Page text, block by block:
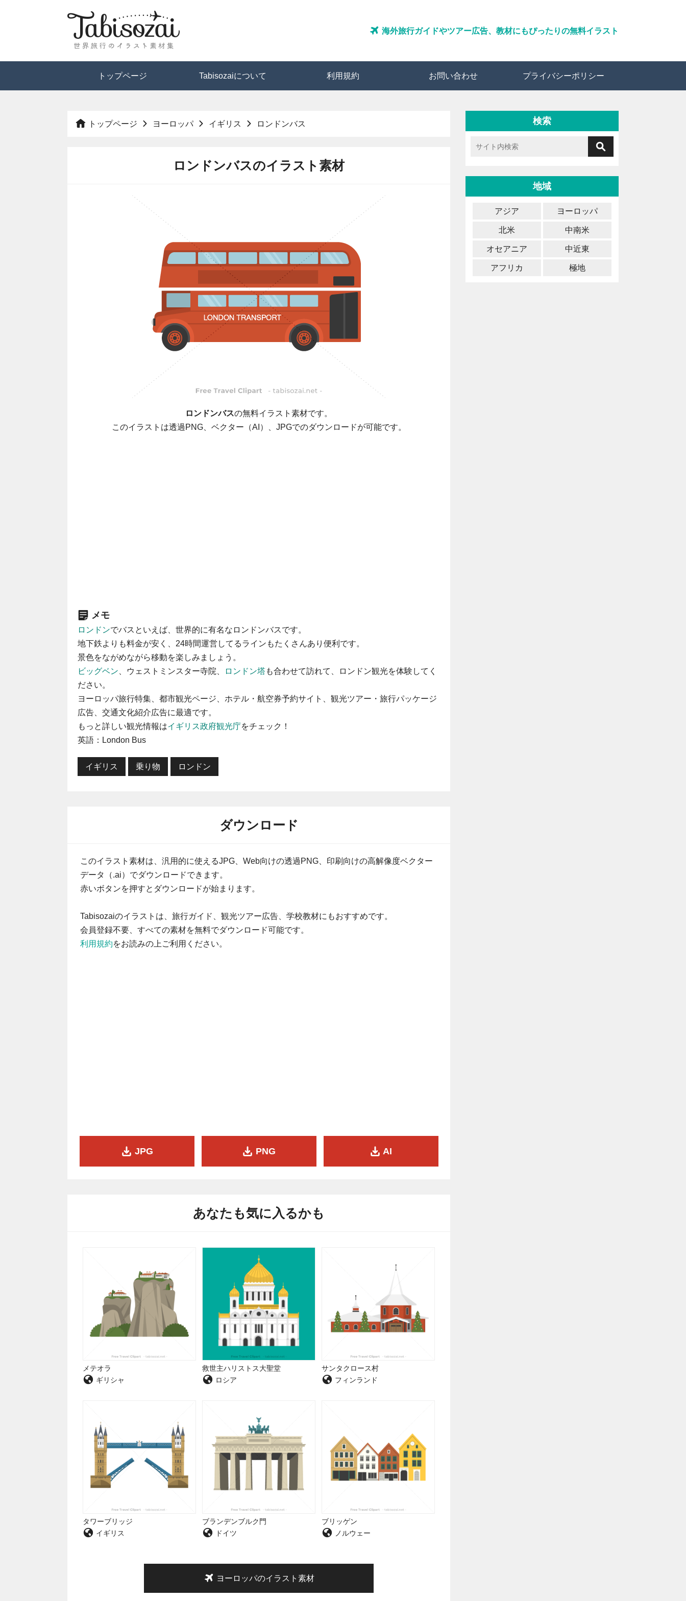
海外旅行ガイドやツアー広告、教材にもぴったりの無料イラスト
トップページ Tabisozaiについて 利用規約 お問い合わせ プライバシーポリシー
トップページ ヨーロッパ イギリス ロンドンバス
ロンドンバスのイラスト素材
ロンドンバスの無料イラスト素材です。
このイラストは透過PNG、ベクター（AI）、JPGでのダウンロードが可能です。
メモ
ロンドンでバスといえば、世界的に有名なロンドンバスです。
地下鉄よりも料金が安く、24時間運営してるラインもたくさんあり便利です。
景色をながめながら移動を楽しみましょう。
ビッグベン 、ウェストミンスター寺院、 ロンドン塔も合わせて訪れて、ロンドン観光を体験してく
ださい。
ヨーロッパ旅行特集、都市観光ページ、ホテル・航空券予約サイト、観光ツアー・旅行パッケージ
広告、交通文化紹介広告に最適です。
もっと詳しい観光情報はイギリス政府観光庁をチェック！
英語：London Bus
イギリス 乗り物 ロンドン
ダウンロード
このイラスト素材は、汎用的に使えるJPG、Web向けの透過PNG、印刷向けの高解像度ベクター
データ（.ai）でダウンロードできます。
赤いボタンを押すとダウンロードが始まります。
Tabisozaiのイラストは、旅行ガイド、観光ツアー広告、学校教材にもおすすめです。
会員登録不要、すべての素材を無料でダウンロード可能です。
利用規約をお読みの上ご利用ください。
JPG PNG AI
あなたも気に入るかも
メテオラ
ギリシャ
救世主ハリストス大聖堂
ロシア
サンタクロース村
フィンランド
タワーブリッジ
イギリス
ブランデンブルク門
ドイツ
ブリッゲン
ノルウェー
ヨーロッパのイラスト素材
検索
地域
アジア ヨーロッパ
北米 中南米
オセアニア 中近東
アフリカ 極地